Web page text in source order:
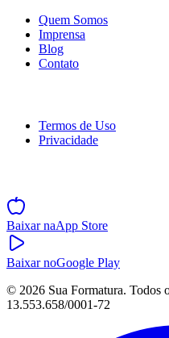
Quem Somos
Imprensa
Blog
Contato
Termos de Uso
Privacidade
Baixar naApp Store
Baixar noGoogle Play
© 2026 Sua Formatura. Todos
13.553.658/0001-72